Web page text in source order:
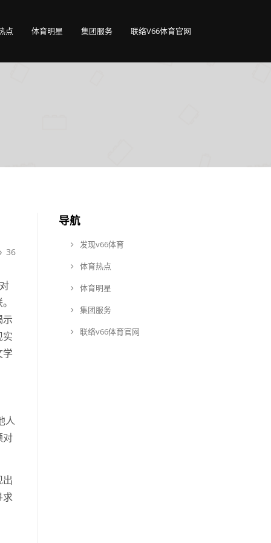
点 体育明星 集团服务 联络V66体育官网
36
示
实
学
人
对
出
求
导航
发现v66体育
体育热点
体育明星
集团服务
联络v66体育官网